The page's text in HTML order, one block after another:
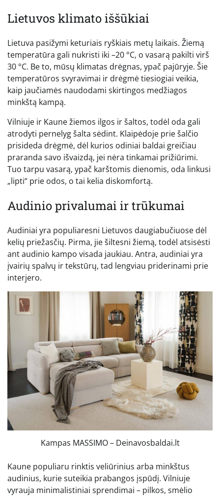
Lietuvos klimato iššūkiai
Lietuva pasižymi keturiais ryškiais metų laikais. Žiemą
temperatūra gali nukristi iki –20 °C, o vasarą pakilti virš
30 °C. Be to, mūsų klimatas drėgnas, ypač pajūryje. Šie
temperatūros svyravimai ir drėgmė tiesiogiai veikia,
kaip jaučiamės naudodami skirtingos medžiagos
minkštą kampą.
Vilniuje ir Kaune žiemos ilgos ir šaltos, todėl oda gali
atrodyti pernelyg šalta sėdint. Klaipėdoje prie šalčio
prisideda drėgmė, dėl kurios odiniai baldai greičiau
praranda savo išvaizdą, jei nėra tinkamai prižiūrimi.
Tuo tarpu vasarą, ypač karštomis dienomis, oda linkusi
„lipti“ prie odos, o tai kelia diskomfortą.
Audinio privalumai ir trūkumai
Audiniai yra populiaresni Lietuvos daugiabučiuose dėl
kelių priežasčių. Pirma, jie šiltesni žiemą, todėl atsisėsti
ant audinio kampo visada jaukiau. Antra, audiniai yra
įvairių spalvų ir tekstūrų, tad lengviau priderinami prie
interjero.
Kampas MASSIMO – Deinavosbaldai.lt
Kaune populiaru rinktis veliūrinius arba minkštus
audinius, kurie suteikia prabangos įspūdį. Vilniuje
vyrauja minimalistiniai sprendimai – pilkos, smėlio